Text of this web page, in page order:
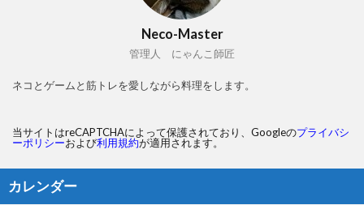
Neco-Master
管理人 にゃんこ師匠
ネコとゲームと筋トレを愛しながら料理をします。
当サイトはreCAPTCHAによって保護されており、Googleのプライバシ
ーポリシーおよび利用規約が適用されます。
カレンダー